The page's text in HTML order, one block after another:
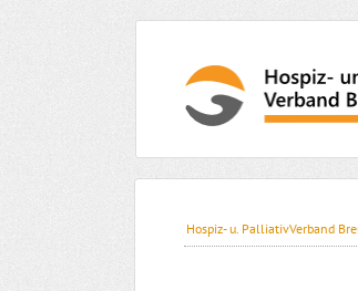
Navigation
überspringen
Hospiz- u. PalliativVerband